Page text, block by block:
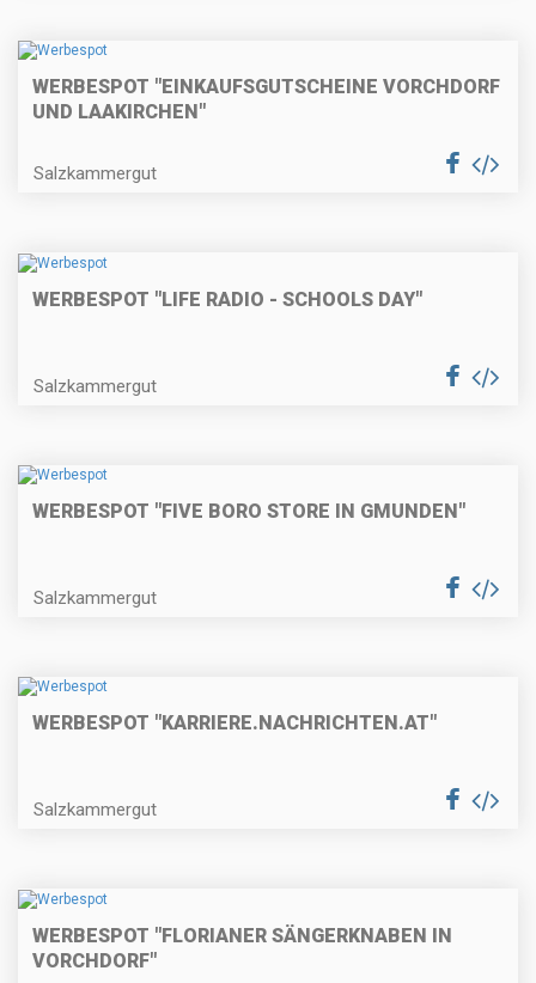
WERBESPOT "EINKAUFSGUTSCHEINE VORCHDORF
UND LAAKIRCHEN"
Salzkammergut
WERBESPOT "LIFE RADIO - SCHOOLS DAY"
Salzkammergut
WERBESPOT "FIVE BORO STORE IN GMUNDEN"
Salzkammergut
WERBESPOT "KARRIERE.NACHRICHTEN.AT"
Salzkammergut
WERBESPOT "FLORIANER SÄNGERKNABEN IN
VORCHDORF"